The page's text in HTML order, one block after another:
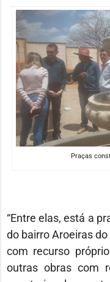
Praças
“Entre elas, está a
do bairro Aroeiras
com recurso
outras obras com